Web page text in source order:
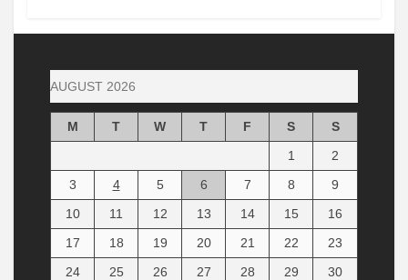
AUGUST 2026
M T W T F S
S
1
2
3
4 5 6 7 8
9
10
11 12 13 14 15
16
17
18 19 20 21 22
23
24
25 26 27 28 29
30